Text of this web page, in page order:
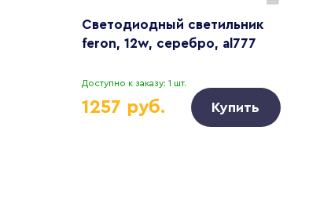
Светодиодный светильник
feron, 12w, серебро, al777
Доступно к заказу: 1 шт.
1257 руб. Купить